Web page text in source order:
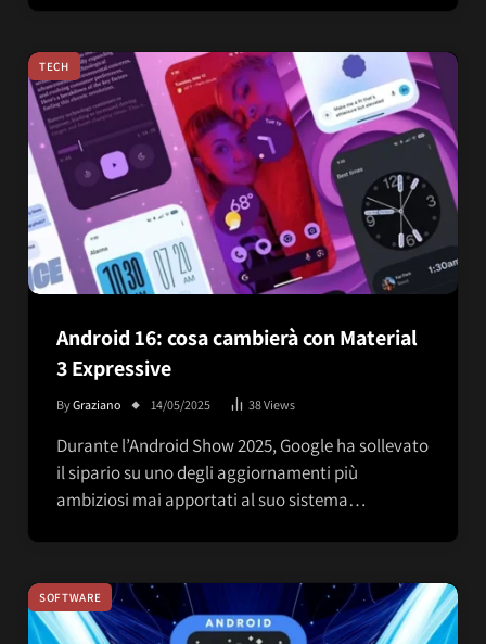
TECH
Android 16: cosa cambierà con Material
3 Expressive
ByGraziano 14/05/2025 38Views
Durante l’Android Show 2025, Google ha sollevato
il sipario su uno degli aggiornamenti più
ambiziosi mai apportati al suo sistema…
SOFTWARE